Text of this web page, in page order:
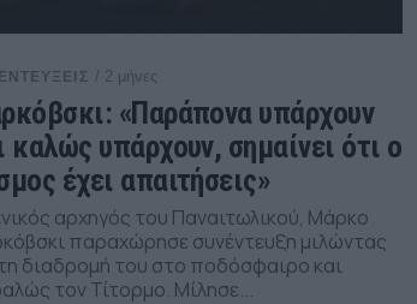
/ 2 μήνες
«Παράπονα υπάρχουν
καλώς υπάρχουν, σημαίνει ότι ο
έχει απαιτήσεις»
αρχηγός του Παναιτωλικού, Μάρκο
παραχώρησε συνέντευξη μιλώντας
διαδρομή του στο ποδόσφαιρο και
τον Τίτορμο. Μίλησε...